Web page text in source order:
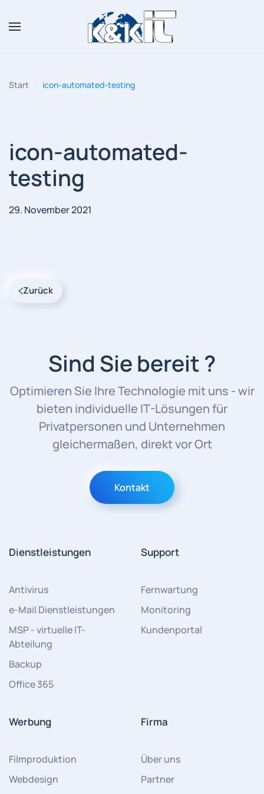
Zum Hauptinhalt springen
Start icon-automated-testing
icon-automated-
testing
29. November 2021
Zurück
Sind Sie bereit ?
Optimieren Sie Ihre Technologie mit uns - wir
bieten individuelle IT-Lösungen für
Privatpersonen und Unternehmen
gleichermaßen, direkt vor Ort
Kontakt
Dienstleistungen
Antivirus
e-Mail Dienstleistungen
MSP - virtuelle IT-
Abteilung
Backup
Office 365
Support
Fernwartung
Monitoring
Kundenportal
Werbung
Filmproduktion
Webdesign
Firma
Über uns
Partner